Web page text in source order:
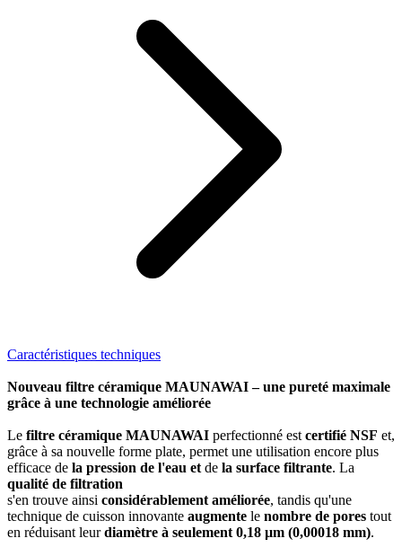
Caractéristiques techniques
Nouveau filtre céramique MAUNAWAI – une pureté maximale
grâce à une technologie améliorée
Le filtre céramique MAUNAWAI perfectionné est certifié NSF et,
grâce à sa nouvelle forme plate, permet une utilisation encore plus
efficace de la pression de l'eau et de la surface filtrante. La
qualité de filtration
s'en trouve ainsi considérablement améliorée, tandis qu'une
technique de cuisson innovante augmente le nombre de pores tout
en réduisant leurdiamètre à seulement 0,18 µm (0,00018 mm).